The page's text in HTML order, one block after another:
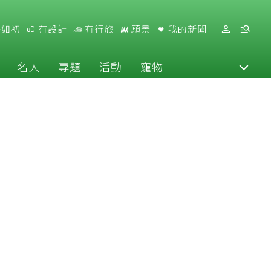
初 有設計 有行旅 願景 我的新聞
名人 專題 活動 寵物